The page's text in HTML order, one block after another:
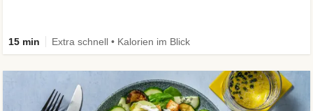
15 min Extra schnell • Kalorien im Blick